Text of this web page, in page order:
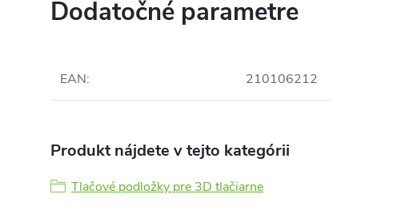
Dodatočné parametre
EAN: 210106212
Produkt nájdete v tejto kategórii
Tlačové podložky pre 3D tlačiarne